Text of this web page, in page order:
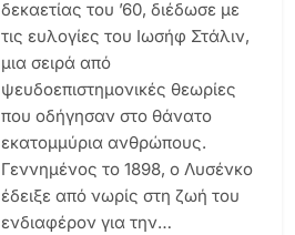
δεκαετίας του ’60, διέδωσε με
τις ευλογίες του Ιωσήφ Στάλιν,
μια σειρά από
ψευδοεπιστημονικές θεωρίες
που οδήγησαν στο θάνατο
εκατομμύρια ανθρώπους.
Γεννημένος το 1898, ο Λυσένκο
έδειξε από νωρίς στη ζωή του
ενδιαφέρον για την…